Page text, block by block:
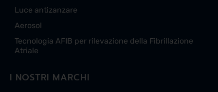
Luce antizanzare
Aerosol
Tecnologia AFIB per rilevazione della Fibrillazione
Atriale
I NOSTRI MARCHI